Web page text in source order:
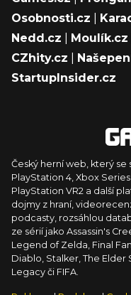
Osobnosti.cz
Nedd.cz
Moulík.cz
CZhity.cz
StartupInsider.cz
Český herní web, který se
PlayStation 4, Xbox
PlayStation VR2 a další
dojmy z hraní,
podcasty, rozsáhlou
ze sérií jako Assassin's
Legend of Zelda, Final
Diablo, Stalker, The Elder
Legacy či FIFA.